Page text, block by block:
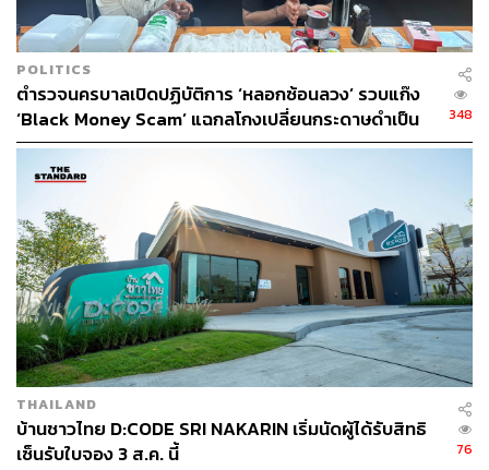
POLITICS
ตำรวจนครบาลเปิดปฏิบัติการ ‘หลอกซ้อนลวง’ รวบแก๊ง
‘Black Money Scam’ แฉกลโกงเปลี่ยนกระดาษดำเป็น
ดอลลาร์ อ้างผลิตเงิน 200 ล้านบาท
348
THAILAND
บ้านชาวไทย D:CODE SRI NAKARIN เริ่มนัดผู้ได้รับสิทธิ
เซ็นรับใบจอง 3 ส.ค. นี้
76